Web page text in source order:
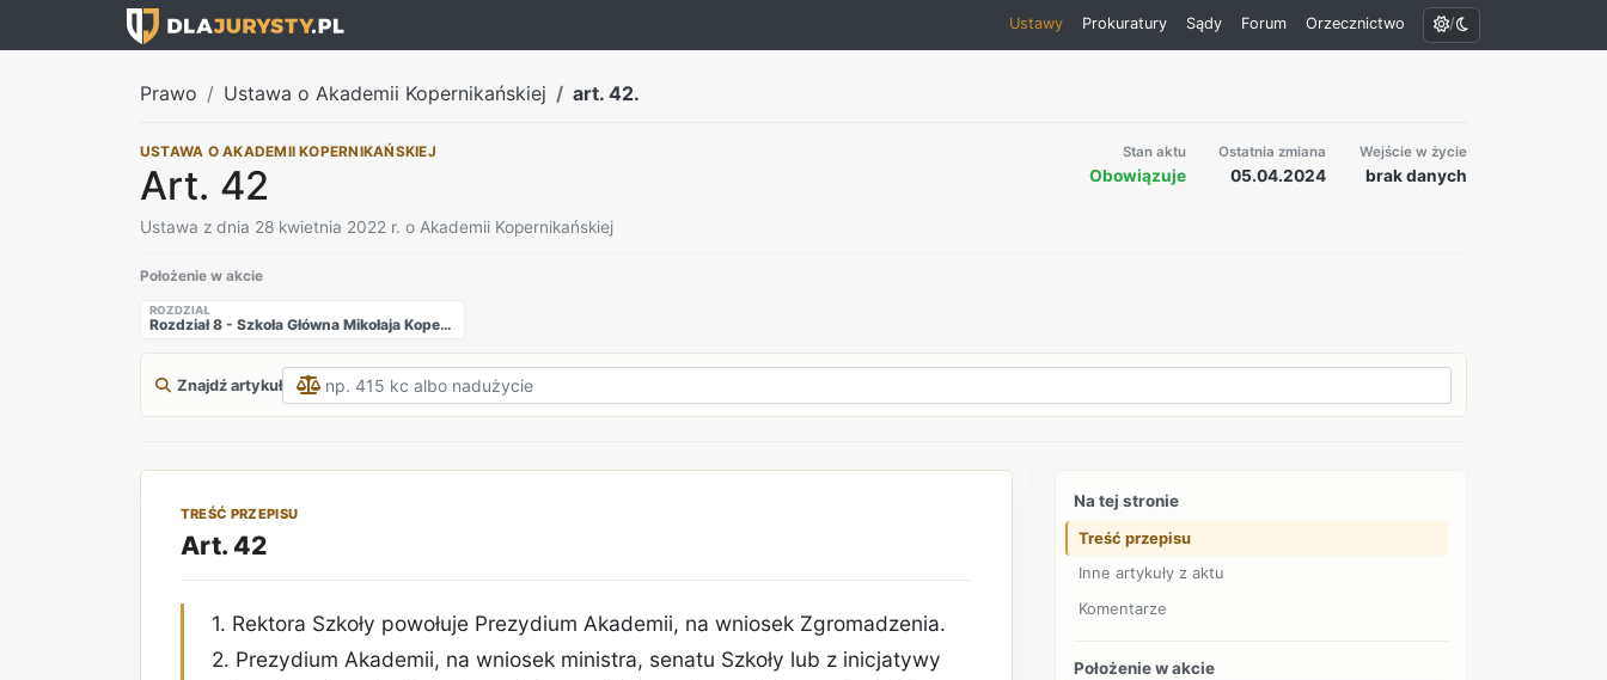
Ustawy Prokuratury Sądy Forum Orzecznictwo /
Prawo Ustawa o Akademii Kopernikańskiej art. 42.
USTAWA O AKADEMII KOPERNIKAŃSKIEJ
Art. 42
Ustawa z dnia 28 kwietnia 2022 r. o Akademii Kopernikańskiej
Stan aktu
Obowiązuje
Ostatnia zmiana
05.04.2024
Wejście w życie
brak danych
Położenie w akcie
ROZDZIAŁ
Rozdział 8 - Szkoła Główna Mikołaja Kopernika
Znajdź artykuł
TREŚĆ PRZEPISU
Art. 42
1. Rektora Szkoły powołuje Prezydium Akademii, na wniosek Zgromadzenia.
2. Prezydium Akademii, na wniosek ministra, senatu Szkoły lub z inicjatywy
Na tej stronie
Treść przepisu
Inne artykuły z aktu
Komentarze
Położenie w akcie